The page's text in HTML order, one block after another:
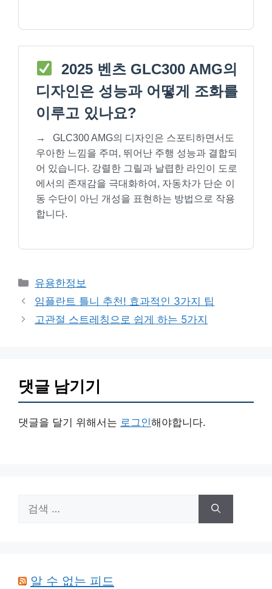
2025 벤츠 GLC300 AMG의
디자인은 성능과 어떻게 조화를
이루고 있나요?
→
GLC300 AMG의 디자인은 스포티하면서도
우아한 느낌을 주며, 뛰어난 주행 성능과 결합되
어 있습니다. 강렬한 그릴과 날렵한 라인이 도로
에서의 존재감을 극대화하여, 자동차가 단순 이
동 수단이 아닌 개성을 표현하는 방법으로 작용
합니다.
카
테
리
유용한정보
임플란트 틀니 추천! 효과적인 3가지 팁
고관절 스트레칭으로 쉽게 하는 5가지
댓글 남기기
댓글을 달기 위해서는 로그인해야합니다.
색:
알 수 없는 피드